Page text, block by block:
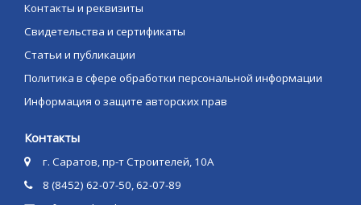
Контакты и реквизиты
Свидетельства и сертификаты
Статьи и публикации
Политика в сфере обработки персональной информации
Информация о защите авторских прав
Контакты
г. Саратов, пр-т Строителей, 10А
8 (8452) 62-07-50, 62-07-89